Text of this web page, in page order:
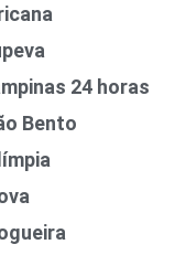
24 horas
Bento